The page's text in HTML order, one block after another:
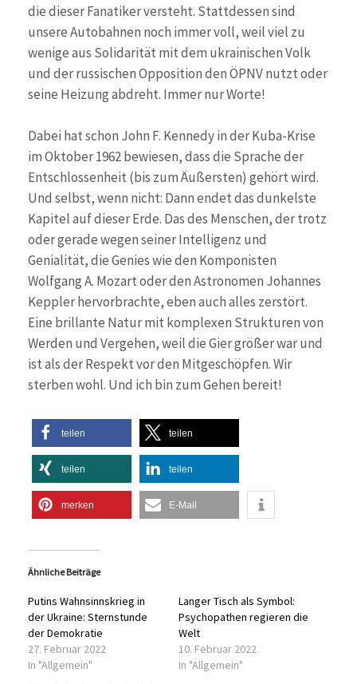
die dieser Fanatiker versteht. Stattdessen sind
unsere Autobahnen noch immer voll, weil viel zu
wenige aus Solidarität mit dem ukrainischen Volk
und der russischen Opposition den ÖPNV nutzt oder
seine Heizung abdreht. Immer nur Worte!
Dabei hat schon John F. Kennedy in der Kuba-Krise
im Oktober 1962 bewiesen, dass die Sprache der
Entschlossenheit (bis zum Äußersten) gehört wird.
Und selbst, wenn nicht: Dann endet das dunkelste
Kapitel auf dieser Erde. Das des Menschen, der trotz
oder gerade wegen seiner Intelligenz und
Genialität, die Genies wie den Komponisten
Wolfgang A. Mozart oder den Astronomen Johannes
Keppler hervorbrachte, eben auch alles zerstört.
Eine brillante Natur mit komplexen Strukturen von
Werden und Vergehen, weil die Gier größer war und
ist als der Respekt vor den Mitgeschöpfen. Wir
sterben wohl. Und ich bin zum Gehen bereit!
teilen teilen
teilen teilen
merken E-Mail
Ähnliche Beiträge
Putins Wahnsinnskrieg in
der Ukraine: Sternstunde
der Demokratie
27. Februar 2022
In "Allgemein"
Langer Tisch als Symbol:
Psychopathen regieren die
Welt
10. Februar 2022
In "Allgemein"